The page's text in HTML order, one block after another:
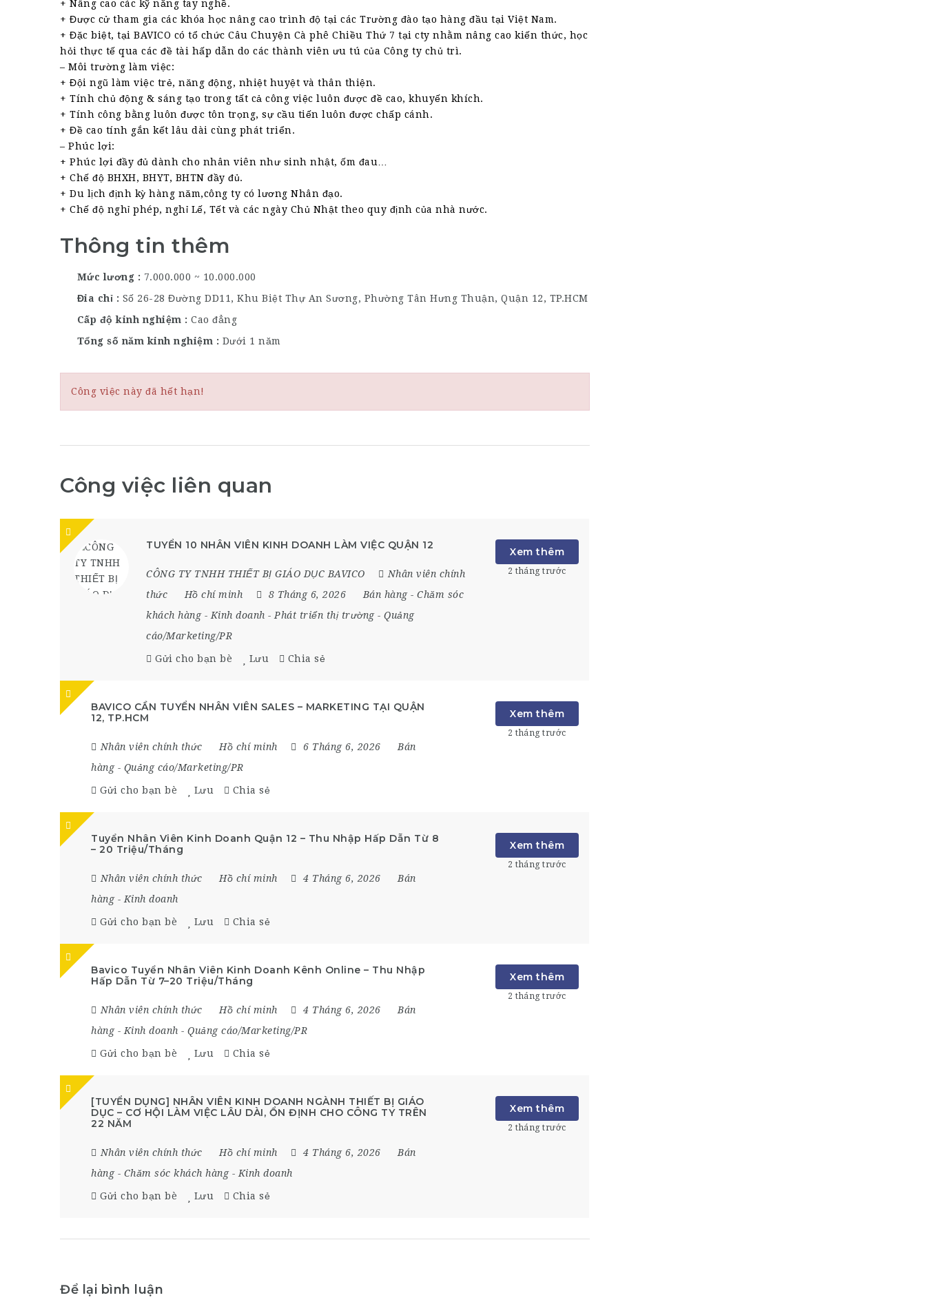
+ Nâng cao các kỹ năng tay nghề.
+ Được cử tham gia các khóa học nâng cao trình độ tại các Trường đào tạo hàng đầu tại Việt Nam.
+ Đặc biệt, tại BAVICO có tổ chức Câu Chuyện Cà phê Chiều Thứ 7 tại cty nhằm nâng cao kiến thức, học
hỏi thực tế qua các đề tài hấp dẫn do các thành viên ưu tú của Công ty chủ trì.
– Môi trường làm việc:
+ Đội ngũ làm việc trẻ, năng động, nhiệt huyệt và thân thiện.
+ Tính chủ động & sáng tạo trong tất cả công việc luôn được đề cao, khuyến khích.
+ Tính công bằng luôn được tôn trọng, sự cầu tiến luôn được chấp cánh.
+ Đề cao tính gắn kết lâu dài cùng phát triển.
– Phúc lợi:
+ Phúc lợi đầy đủ dành cho nhân viên như sinh nhật, ốm đau…
+ Chế độ BHXH, BHYT, BHTN đầy đủ.
+ Du lịch định kỳ hàng năm,công ty có lương Nhân đạo.
+ Chế độ nghỉ phép, nghỉ Lế, Tết và các ngày Chủ Nhật theo quy định của nhà nước.
Thông tin thêm
Mức lương
7.000.000 ~ 10.000.000
Đia chỉ
Số 26-28 Đường DD11, Khu Biệt Thự An Sương, Phường Tân Hưng Thuận, Quận 12, TP.HCM
Cấp độ kinh nghiệm
Cao đẳng
Tổng số năm kinh nghiệm
Dưới 1 năm
Công việc này đã hết hạn!
Công việc liên quan
TUYỂN 10 NHÂN VIÊN KINH DOANH LÀM VIỆC QUẬN 12
CÔNG TY TNHH THIẾT BỊ GIÁO DỤC BAVICO
Nhân viên chính
thức
Hồ chí minh 8 Tháng 6, 2026 Bán hàng- Chăm sóc
khách hàng- Kinh doanh - Phát triển thị trường- Quảng
cáo/Marketing/PR
Gửi cho bạn bè Lưu Chia sẻ
Xem thêm
2 tháng trước
BAVICO CẦN TUYỂN NHÂN VIÊN SALES – MARKETING TẠI QUẬN
12, TP.HCM
Nhân viên chính thức Hồ chí minh 6 Tháng 6, 2026
Bán
hàng- Quảng cáo/Marketing/PR
Gửi cho bạn bè Lưu Chia sẻ
Xem thêm
2 tháng trước
Tuyển Nhân Viên Kinh Doanh Quận 12 – Thu Nhập Hấp Dẫn Từ 8
– 20 Triệu/Tháng
Nhân viên chính thức Hồ chí minh 4 Tháng 6, 2026
Bán
hàng- Kinh doanh
Gửi cho bạn bè Lưu Chia sẻ
Xem thêm
2 tháng trước
Bavico Tuyển Nhân Viên Kinh Doanh Kênh Online – Thu Nhập
Hấp Dẫn Từ 7–20 Triệu/Tháng
Nhân viên chính thức Hồ chí minh 4 Tháng 6, 2026
Bán
hàng- Kinh doanh - Quảng cáo/Marketing/PR
Gửi cho bạn bè Lưu Chia sẻ
Xem thêm
2 tháng trước
[TUYỂN DỤNG] NHÂN VIÊN KINH DOANH NGÀNH THIẾT BỊ GIÁO
DỤC – CƠ HỘI LÀM VIỆC LÂU DÀI, ỔN ĐỊNH CHO CÔNG TY TRÊN
22 NĂM
Nhân viên chính thức Hồ chí minh 4 Tháng 6, 2026
Bán
hàng- Chăm sóc khách hàng- Kinh doanh
Gửi cho bạn bè Lưu Chia sẻ
Xem thêm
2 tháng trước
Để lại bình luận